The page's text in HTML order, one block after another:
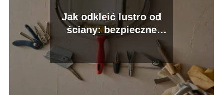
Jak odkleić lustro od
ściany: bezpieczne
metody